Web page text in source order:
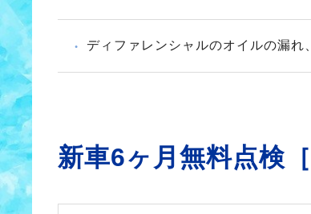
ディファレンシャルのオイルの漏れ
新車6ヶ月無料点検